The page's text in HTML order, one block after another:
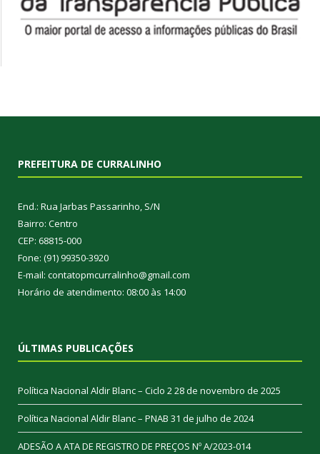
PREFEITURA DE CURRALINHO
End.: Rua Jarbas Passarinho, S/N
Bairro: Centro
CEP: 68815-000
Fone: (91) 99350-3920
E-mail: contatopmcurralinho@gmail.com
Horário de atendimento: 08:00 às 14:00
ÚLTIMAS PUBLICAÇÕES
Política Nacional Aldir Blanc – Ciclo 228 de novembro de 2025
Política Nacional Aldir Blanc – PNAB 31 de julho de 2024
ADESÃO A ATA DE REGISTRO DE PREÇOS Nº A/2023-014